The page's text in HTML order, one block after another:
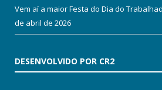
Vem aí a maior Festa do Dia do
de abril de 2026
DESENVOLVIDO POR CR2